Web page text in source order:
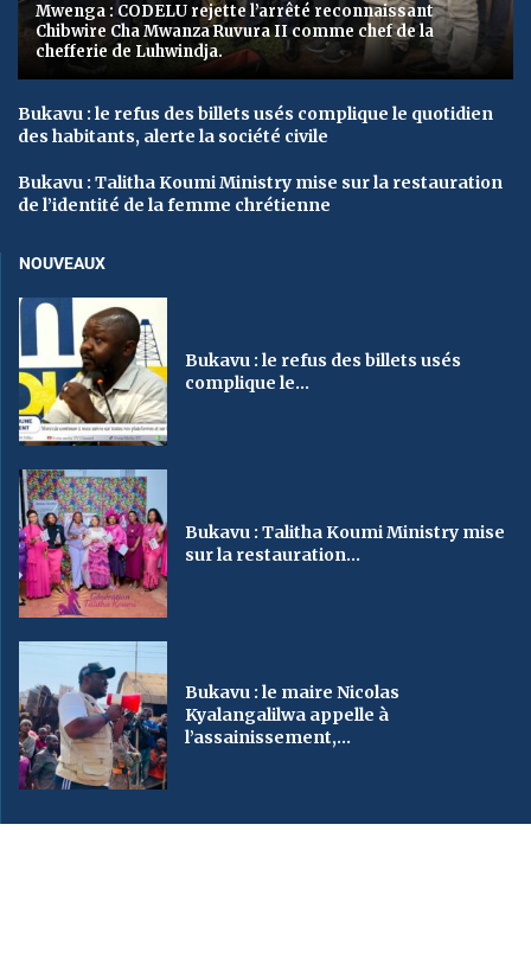
Mwenga : CODELU rejette l’arrêté reconnaissant
Chibwire Cha Mwanza Ruvura II comme chef de la
chefferie de Luhwindja.
Bukavu : le refus des billets usés complique le quotidien
des habitants, alerte la société civile
Bukavu : Talitha Koumi Ministry mise sur la restauration
de l’identité de la femme chrétienne
NOUVEAUX
Bukavu : le refus des billets usés
complique le...
Bukavu : Talitha Koumi Ministry mise
sur la restauration...
Bukavu : le maire Nicolas
Kyalangalilwa appelle à
l’assainissement,...